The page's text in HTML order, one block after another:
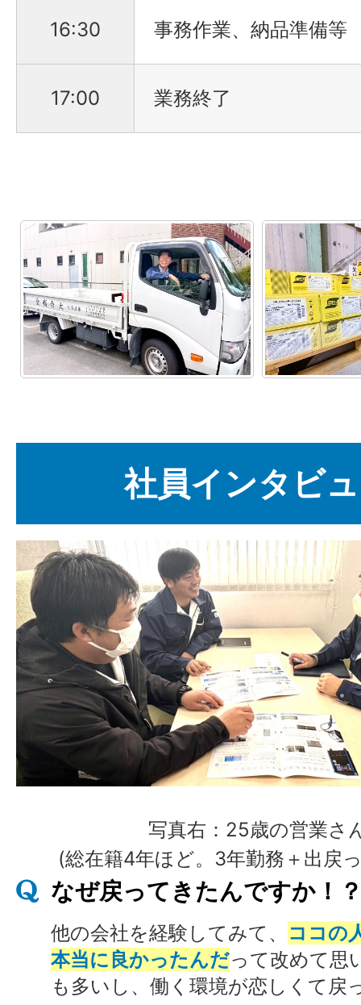
16:30 事務作業、納品準備等
17:00 業務終了
社員インタビ
写真右：25歳の営業さ
(総在籍4年ほど。3年勤務＋出戻
なぜ戻ってきたんですか！
他の会社を経験してみて、 ココの
本当に良かったんだって改めて思
も多いし、働く環境が恋しくて戻